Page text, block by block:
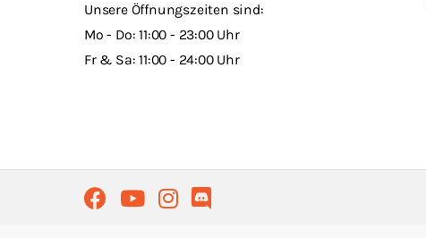
Unsere Öffnungszeiten sind:
Mo - Do: 11:00 - 23:00 Uhr
Fr & Sa: 11:00 - 24:00 Uhr